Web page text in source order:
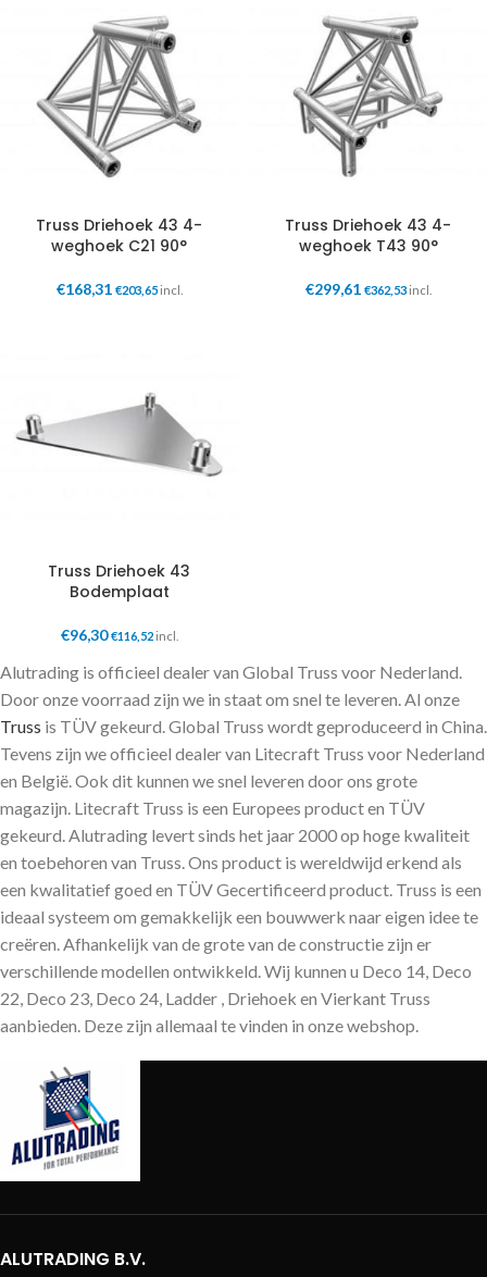
Truss Driehoek 43 4-
weghoek C21 90°
€168,31 €203,65incl.
Truss Driehoek 43 4-
weghoek T43 90°
€299,61 €362,53incl.
Truss Driehoek 43
Bodemplaat
€96,30 €116,52incl.
Alutrading is officieel dealer van Global Truss voor Nederland.
Door onze voorraad zijn we in staat om snel te leveren. Al onze
Truss is TÜV gekeurd. Global Truss wordt geproduceerd in China.
Tevens zijn we officieel dealer van Litecraft Truss voor Nederland
en België. Ook dit kunnen we snel leveren door ons grote
magazijn. Litecraft Truss is een Europees product en TÜV
gekeurd. Alutrading levert sinds het jaar 2000 op hoge kwaliteit
en toebehoren van Truss. Ons product is wereldwijd erkend als
een kwalitatief goed en TÜV Gecertificeerd product. Truss is een
ideaal systeem om gemakkelijk een bouwwerk naar eigen idee te
creëren. Afhankelijk van de grote van de constructie zijn er
verschillende modellen ontwikkeld. Wij kunnen u Deco 14, Deco
22, Deco 23, Deco 24, Ladder , Driehoek en Vierkant Truss
aanbieden. Deze zijn allemaal te vinden in onze webshop.
ALUTRADING B.V.